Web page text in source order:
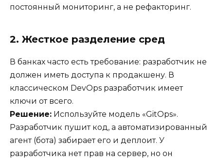
постоянный мониторинг, а не рефакторинг.
2. Жесткое разделение сред
В банках часто есть требование: разработчик не
должен иметь доступа к продакшену. В
классическом DevOps разработчик имеет
ключи от всего.
Решение: Используйте модель «GitOps».
Разработчик пушит код, а автоматизированный
агент (бота) забирает его и деплоит. У
разработчика нет прав на сервер, но он